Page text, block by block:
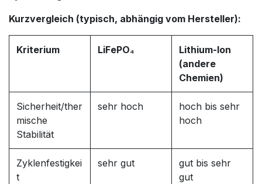
Kurzvergleich (typisch, abhängig vom Hersteller):
Kriterium LiFePO₄
Lithium-Ion
(andere
Chemien)
Sicherheit/ther
mische
Stabilität
sehr hoch
hoch bis sehr
hoch
Zyklenfestigkei
t
sehr gut
gut bis sehr
gut